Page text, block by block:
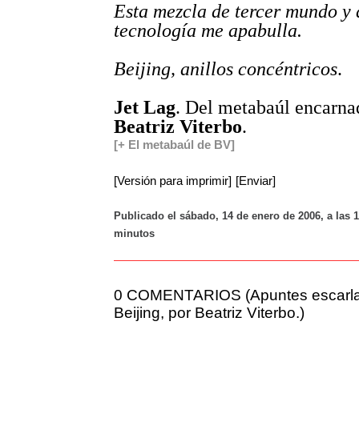
Esta mezcla de tercer mundo y
tecnología me apabulla.
Beijing, anillos concéntricos.
Jet Lag. Del metabaúl
Beatriz Viterbo.
[+ El metabaúl de BV]
[Versión para imprimir] [Enviar]
Publicado el sábado, 14 de enero de 2006, a las
minutos
0 COMENTARIOS (Apuntes
Beijing, por Beatriz Viterbo.)